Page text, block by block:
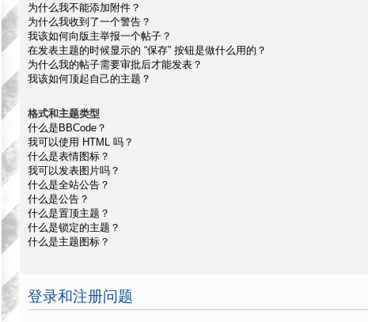
为什么我不能添加附件？
为什么我收到了一个警告？
我该如何向版主举报一个帖子？
在发表主题的时候显示的 “保存” 按钮是做什么用的？
为什么我的帖子需要审批后才能发表？
我该如何顶起自己的主题？
格式和主题类型
什么是BBCode？
我可以使用 HTML 吗？
什么是表情图标？
我可以发表图片吗？
什么是全站公告？
什么是公告？
什么是置顶主题？
什么是锁定的主题？
什么是主题图标？
登录和注册问题